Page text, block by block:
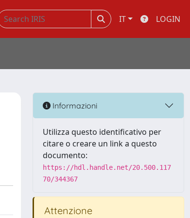
IT LOGIN
Informazioni
Utilizza questo identificativo per
citare o creare un link a questo
documento:
https://hdl.handle.net/20.500.117
70/344367
Attenzione